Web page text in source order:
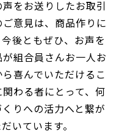
をお送りしたお取引
意見は、商品作りに
後ともぜひ、お声を
組合員さんお一人お
喜んでいただけるこ
わる者にとって、何
りへの活力へと繋が
いています。